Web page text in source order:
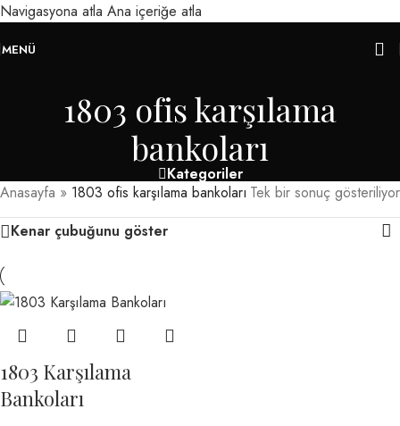
Navigasyona atla Ana içeriğe atla
MENÜ
1803 ofis karşılama
bankoları
Kategoriler
Anasayfa » 1803 ofis karşılama bankoları Tek bir sonuç gösteriliyor
Kenar çubuğunu göster
1803 Karşılama
Bankoları